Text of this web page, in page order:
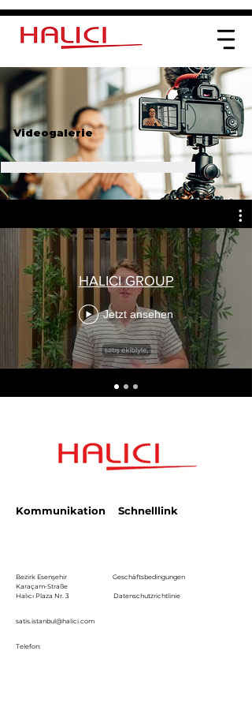
Videogalerie
HALICI GROUP
Jetzt ansehen
Kommunikation Schnelllink
Bezirk Esenşehir
Karaçam-Straße
Halıcı Plaza Nr. 3
Geschäftsbedingungen
Datenschutzrichtlinie
satis.istanbul@halici.com
Telefon: